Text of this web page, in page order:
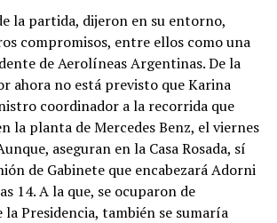
la partida, dijeron en su entorno,
compromisos, entre ellos como una
de Aerolíneas Argentinas. De la
ahora no está previsto que Karina
coordinador a la recorrida que
la planta de Mercedes Benz, el viernes
aseguran en la Casa Rosada, sí
de Gabinete que encabezará Adorni
14. A la que, se ocuparon de
Presidencia, también se sumaría